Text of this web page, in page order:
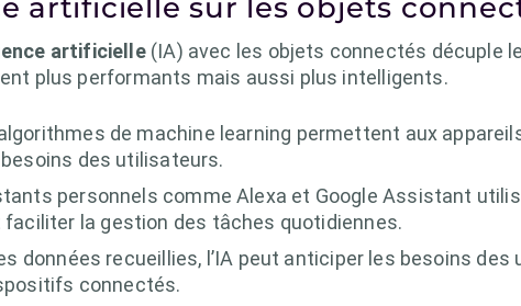
artificielle sur les objets
artificielle(IA) avec les objets connectés décuple
plus performants mais aussi plus intelligents.
de machine learning permettent aux
des utilisateurs.
personnels comme Alexa et Google Assistant
la gestion des tâches quotidiennes.
données recueillies, l’IA peut anticiper les besoins
connectés.